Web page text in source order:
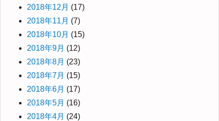
2018年12月 (17)
2018年11月 (7)
2018年10月 (15)
2018年9月 (12)
2018年8月 (23)
2018年7月 (15)
2018年6月 (17)
2018年5月 (16)
2018年4月 (24)